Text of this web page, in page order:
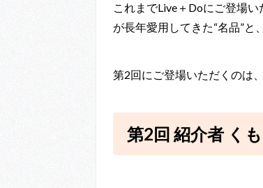
これまでLive＋Doにご登場
が長年愛用してきた“名品”と
第2回にご登場いただくのは
第2回 紹介者 く